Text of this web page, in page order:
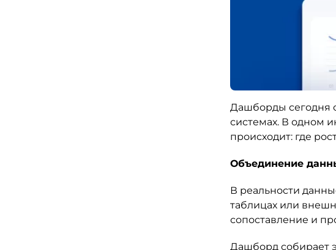
Дашборды сегодня
системах. В одном
происходит: где
Объединение
В реальности
таблицах или
сопоставление и
Дашборд собирает